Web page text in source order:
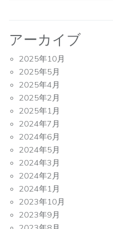
アーカイブ
2025年10月
2025年5月
2025年4月
2025年2月
2025年1月
2024年7月
2024年6月
2024年5月
2024年3月
2024年2月
2024年1月
2023年10月
2023年9月